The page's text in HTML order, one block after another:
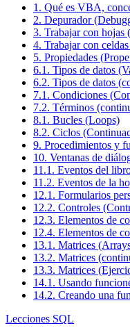
1. Qué es VBA,
2. Depurador
3. Trabajar con hojas
4. Trabajar con
5. Propiedades
6.1. Tipos de datos
6.2. Tipos de datos
7.1. Condiciones
7.2. Términos
8.1. Bucles (Loops)
8.2. Ciclos
9. Procedimientos y
10. Ventanas de
11.1. Eventos del
11.2. Eventos de la
12.1. Formularios
12.2. Controles
12.3. Elementos de
12.4. Elementos de
13.1. Matrices
13.2. Matrices
13.3. Matrices
14.1. Usando
14.2. Creando una
Lecciones SQL